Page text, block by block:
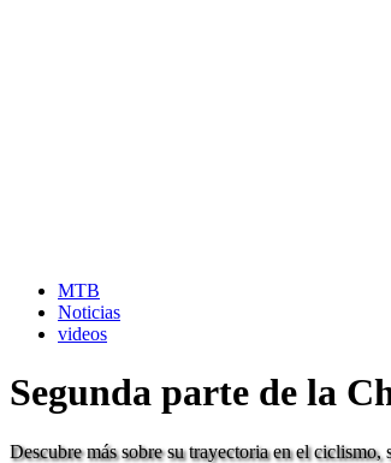
MTB
Noticias
videos
Segunda parte de la
Descubre más sobre su trayectoria en el ciclismo,